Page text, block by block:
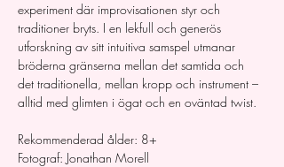
experiment där improvisationen styr och
traditioner bryts. I en lekfull och generös
utforskning av sitt intuitiva samspel utmanar
bröderna gränserna mellan det samtida och
det traditionella, mellan kropp och instrument –
alltid med glimten i ögat och en oväntad twist.
Rekommenderad ålder: 8+
Fotograf: Jonathan Morell